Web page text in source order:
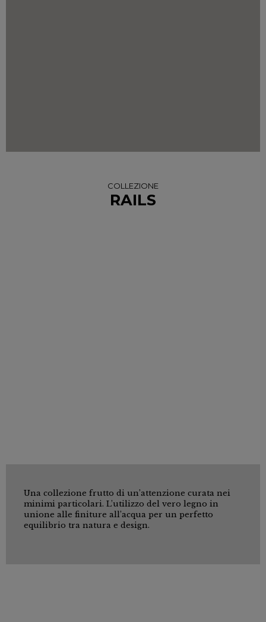
COLLEZIONE
RAILS
Una collezione frutto di un’attenzione curata nei
minimi particolari. L’utilizzo del vero legno in
unione alle finiture all’acqua per un perfetto
equilibrio tra natura e design.